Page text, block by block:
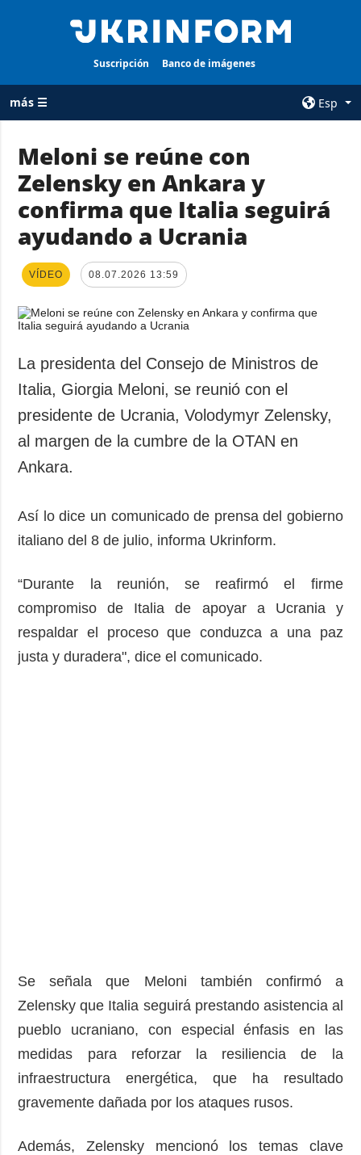
Suscripción Banco de imágenes
más ☰
Esp
TODAS LAS
CATEGORÍAS
Guerra
Reconstrucción
de Ucrania
Economía
Sociedad y
Cultura
Deportes
Crimen
Desastres y
AGENCIA
sobre la agencia
contacto
protección de
ADICIONAL
Podcasts
Entrevistas
Fotos
SERVICIOS
Suscripción
imágenes
Meloni se reúne con
Zelensky en Ankara y
confirma que Italia seguirá
ayudando a Ucrania
VÍDEO 08.07.2026 13:59
La presidenta del Consejo de Ministros de
Italia, Giorgia Meloni, se reunió con el
presidente de Ucrania, Volodymyr Zelensky,
al margen de la cumbre de la OTAN en
Ankara.
Así lo dice un comunicado de prensa del gobierno
italiano del 8 de julio, informa Ukrinform.
“Durante la reunión, se reafirmó el firme
compromiso de Italia de apoyar a Ucrania y
respaldar el proceso que conduzca a una paz
justa y duradera", dice el comunicado.
Se señala que Meloni también confirmó a
Zelensky que Italia seguirá prestando asistencia al
pueblo ucraniano, con especial énfasis en las
medidas para reforzar la resiliencia de la
infraestructura energética, que ha resultado
gravemente dañada por los ataques rusos.
Además, Zelensky mencionó los temas clave